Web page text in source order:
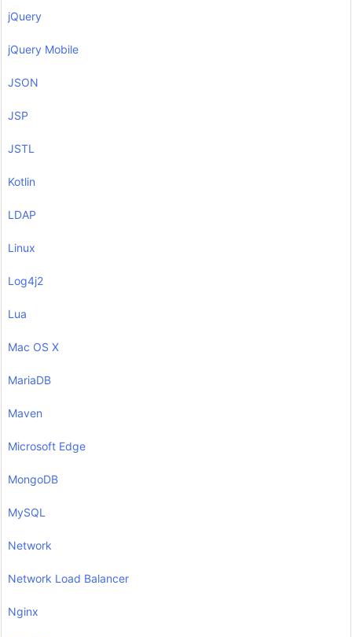
jQuery
jQuery Mobile
JSON
JSP
JSTL
Kotlin
LDAP
Linux
Log4j2
Lua
Mac OS X
MariaDB
Maven
Microsoft Edge
MongoDB
MySQL
Network
Network Load Balancer
Nginx